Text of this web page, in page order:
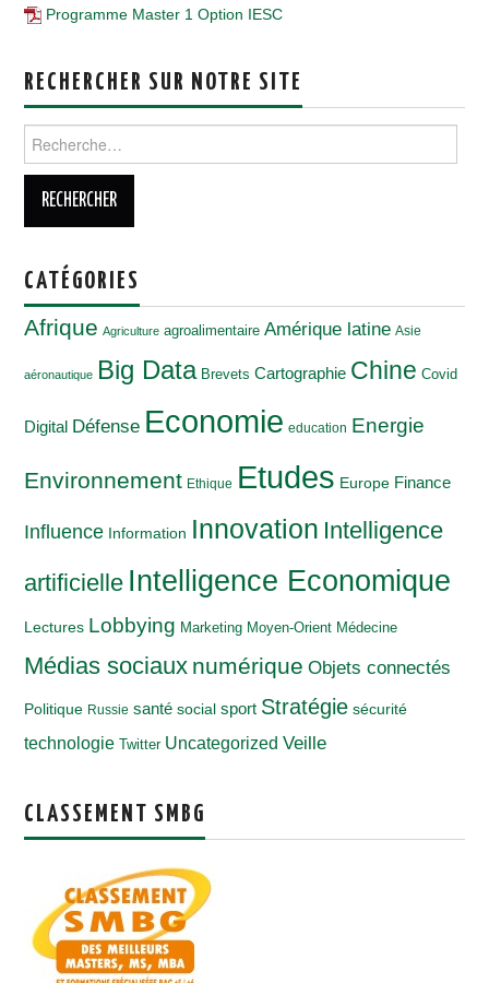
Programme Master 1 Option IESC
RECHERCHER SUR NOTRE SITE
CATÉGORIES
Afrique Agriculture agroalimentaire Amérique latine Asie
aéronautique Big Data Brevets Cartographie Chine Covid
Digital Défense Economie education Energie
Environnement Ethique Etudes Europe Finance
Influence Information Innovation Intelligence
artificielle Intelligence Economique
Lectures Lobbying Marketing Moyen-Orient Médecine
Médias sociaux numérique Objets connectés
Politique Russie santé social sport Stratégie sécurité
technologie Twitter Uncategorized Veille
CLASSEMENT SMBG